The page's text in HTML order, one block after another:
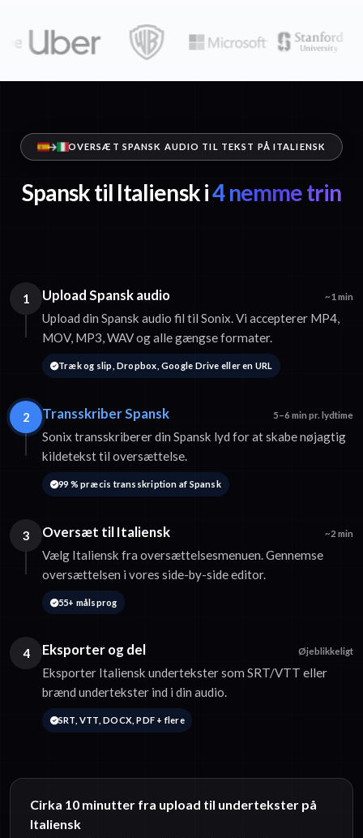
OVERSÆT SPANSK AUDIO TIL TEKST PÅ ITALIENSK
Spansk til Italiensk i4 nemme trin
1 Upload Spansk audio ~1 min
Upload din Spansk audio fil til Sonix. Vi accepterer MP4,
MOV, MP3, WAV og alle gængse formater.
Træk og slip, Dropbox, Google Drive eller en URL
2 Transskriber Spansk 5–6 min pr. lydtime
Sonix transskriberer din Spansk lyd for at skabe nøjagtig
kildetekst til oversættelse.
99 % præcis transskription af Spansk
3 Oversæt til Italiensk ~2 min
Vælg Italiensk fra oversættelsesmenuen. Gennemse
oversættelsen i vores side-by-side editor.
55+ målsprog
4 Eksporter og del Øjeblikkeligt
Eksporter Italiensk undertekster som SRT/VTT eller
brænd undertekster ind i din audio.
SRT, VTT, DOCX, PDF + flere
Cirka 10 minutter fra upload til undertekster på
Italiensk